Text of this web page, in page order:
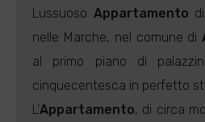
Lussuoso Appartamento
nelle Marche, nel comune di
al primo piano di
cinquecentesca in perfetto
L'Appartamento, di circa